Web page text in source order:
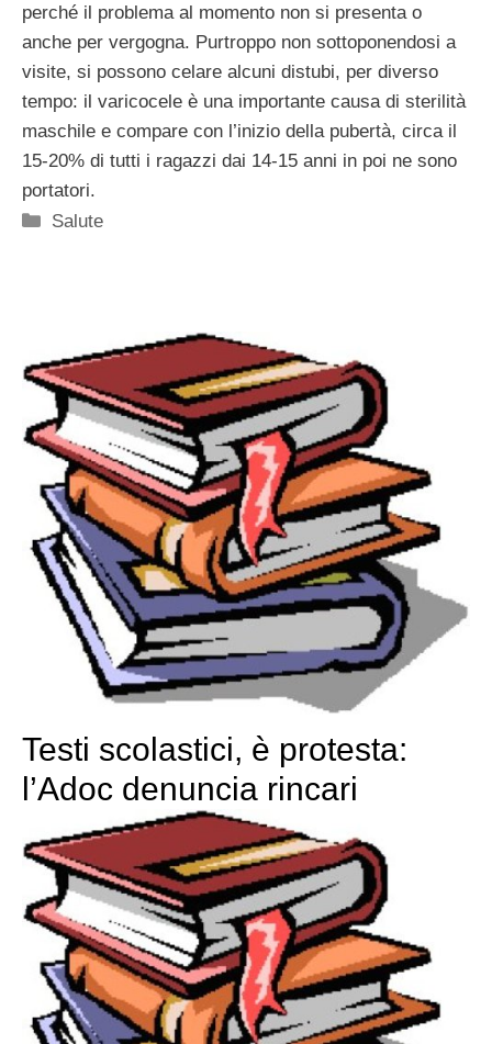
perché il problema al momento non si presenta o
anche per vergogna. Purtroppo non sottoponendosi a
visite, si possono celare alcuni distubi, per diverso
tempo: il varicocele è una importante causa di sterilità
maschile e compare con l’inizio della pubertà, circa il
15-20% di tutti i ragazzi dai 14-15 anni in poi ne sono
portatori.
Categorie
Salute
Testi scolastici, è protesta:
l’Adoc denuncia rincari